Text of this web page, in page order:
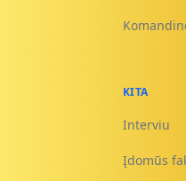
KITA
Interviu
Įdomūs